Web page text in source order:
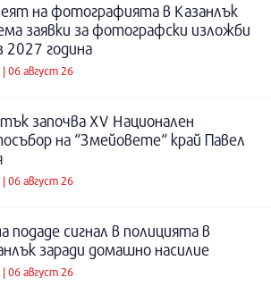
на фотографията в Казанлък
заявки за фотографски изложби
2027 година
06 август 26
започва XV Национален
на “Змейовете“ край Павел
06 август 26
подаде сигнал в полицията в
заради домашно насилие
06 август 26